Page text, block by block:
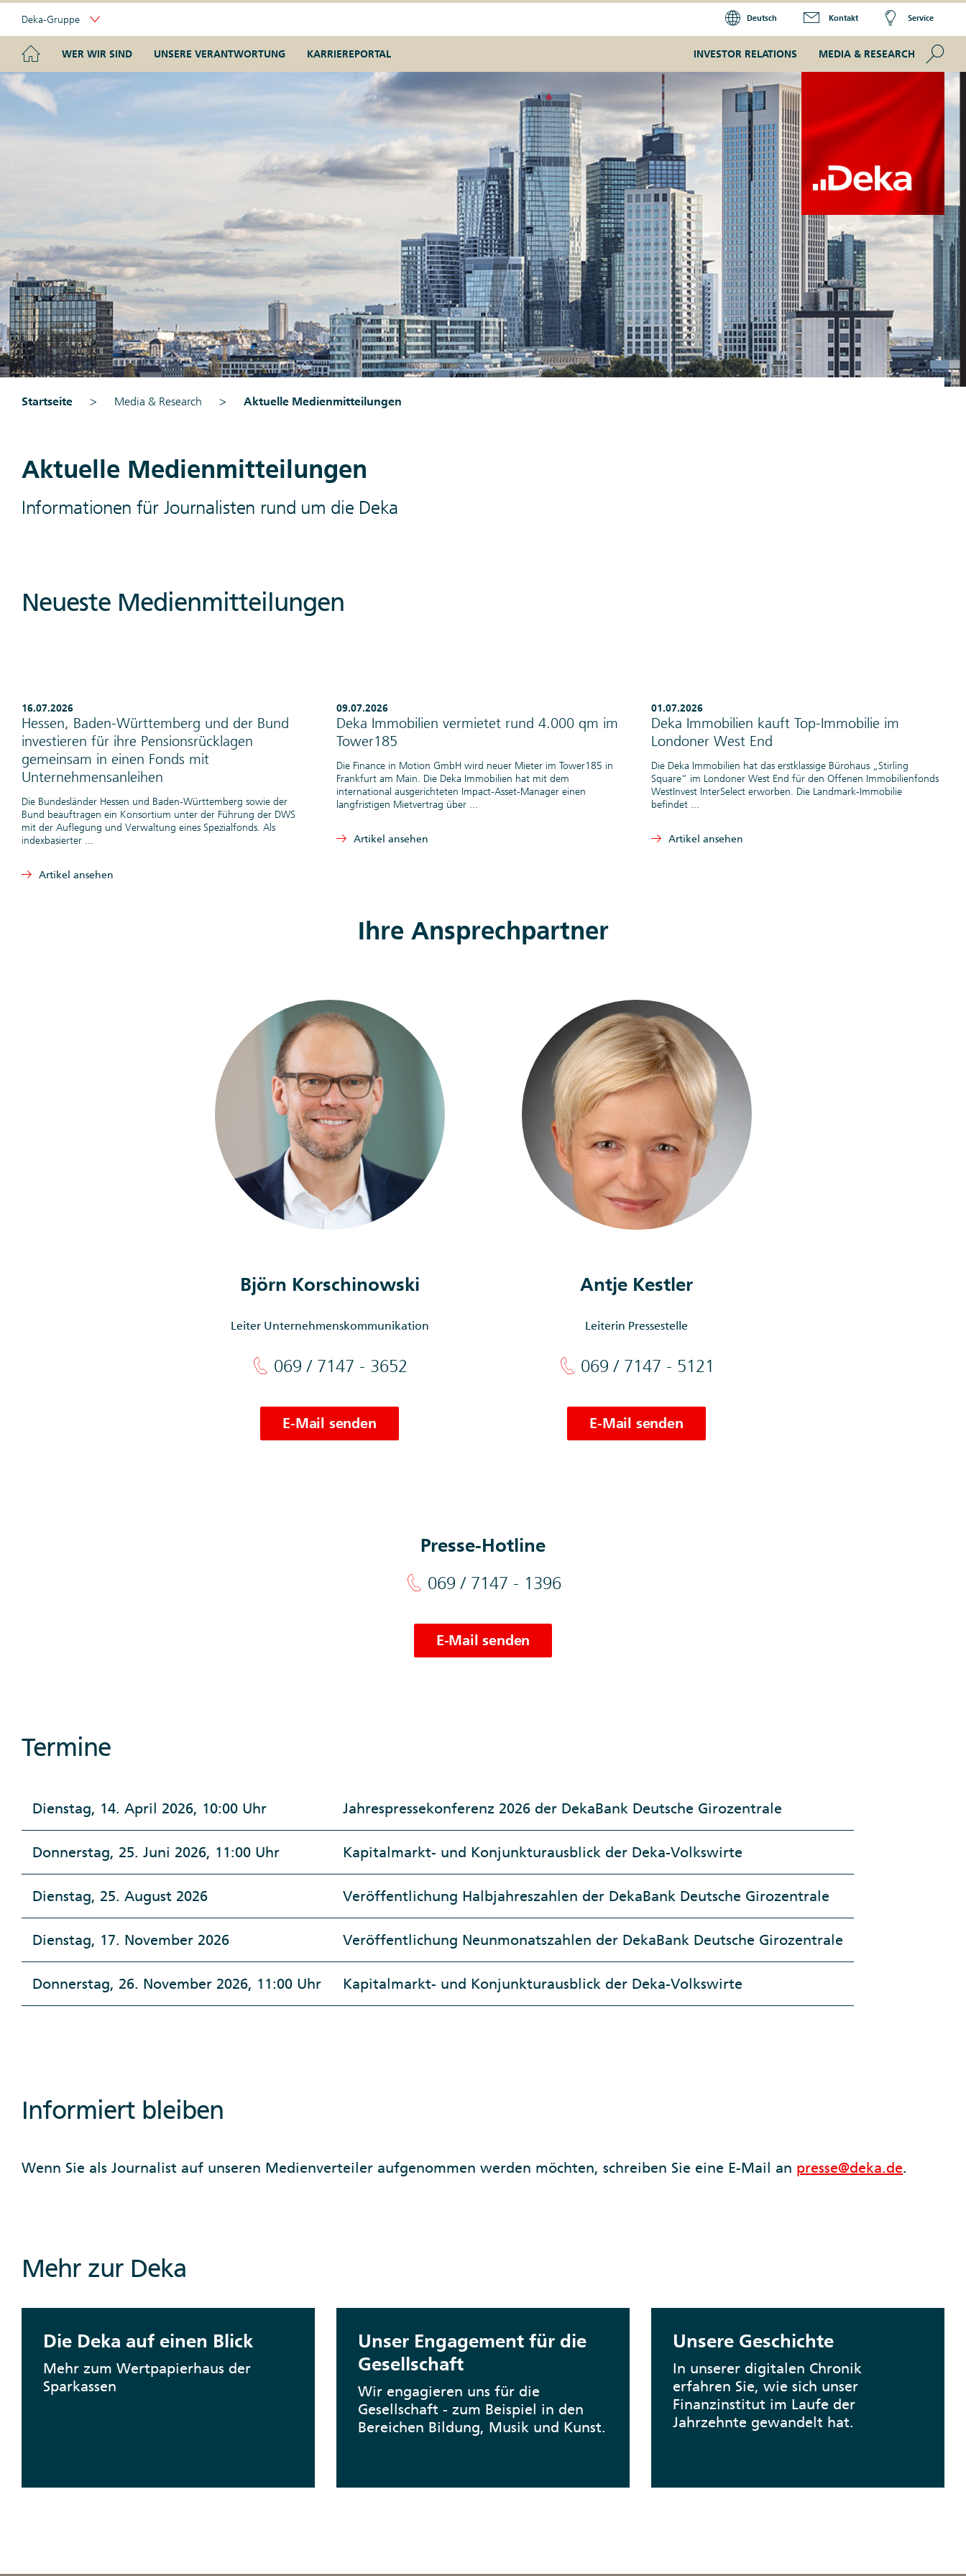
Skip
Portal
Navigation
Deka-Gruppe Deutsch Kontakt Service
HOME
WER WIR SIND UNSERE VERANTWORTUNG KARRIEREPORTAL INVESTOR RELATIONS MEDIA & RESEARCH
Startseite Media & Research Aktuelle Medienmitteilungen
Aktuelle Medienmitteilungen
Informationen für Journalisten rund um die Deka
Neueste Medienmitteilungen
16.07.2026
Hessen, Baden-Württemberg und der Bund
investieren für ihre Pensionsrücklagen
gemeinsam in einen Fonds mit
Unternehmensanleihen
Die Bundesländer Hessen und Baden-Württemberg sowie der
Bund beauftragen ein Konsortium unter der Führung der DWS
mit der Auflegung und Verwaltung eines Spezialfonds. Als
indexbasierter ...
Artikel ansehen
09.07.2026
Deka Immobilien vermietet rund 4.000 qm im
Tower185
Die Finance in Motion GmbH wird neuer Mieter im Tower185 in
Frankfurt am Main. Die Deka Immobilien hat mit dem
international ausgerichteten Impact-Asset-Manager einen
langfristigen Mietvertrag über ...
Artikel ansehen
01.07.2026
Deka Immobilien kauft Top-Immobilie im
Londoner West End
Die Deka Immobilien hat das erstklassige Bürohaus „Stirling
Square“ im Londoner West End für den Offenen Immobilienfonds
WestInvest InterSelect erworben. Die Landmark-Immobilie
befindet ...
Artikel ansehen
Ihre Ansprechpartner
Björn Korschinowski
Leiter Unternehmens­kommunikation
069 / 7147 - 3652
E-Mail senden
Antje Kestler
Leiterin Pressestelle
069 / 7147 - 5121
E-Mail senden
Presse-Hotline
069 / 7147 - 1396
E-Mail senden
Termine
Dienstag, 14. April 2026, 10:00 Uhr Jahrespressekonferenz 2026 der DekaBank Deutsche Girozentrale
Donnerstag, 25. Juni 2026, 11:00 Uhr Kapitalmarkt- und Konjunkturausblick der Deka-Volkswirte
Dienstag, 25. August 2026 Veröffentlichung Halbjahreszahlen der DekaBank Deutsche Girozentrale
Dienstag, 17. November 2026 Veröffentlichung Neunmonatszahlen der DekaBank Deutsche Girozentrale
Donnerstag, 26. November 2026, 11:00 Uhr Kapitalmarkt- und Konjunkturausblick der Deka-Volkswirte
Informiert bleiben
Wenn Sie als Journalist auf unseren Medienverteiler aufgenommen werden möchten, schreiben Sie eine E-Mail an presse@deka.de.
Mehr zur Deka
Die Deka auf einen Blick
Mehr zum Wertpapierhaus der
Sparkassen
Unser Engagement für die
Gesellschaft
Wir engagieren uns für die
Gesellschaft - zum Beispiel in den
Bereichen Bildung, Musik und Kunst.
Unsere Geschichte
In unserer digitalen Chronik
erfahren Sie, wie sich unser
Finanzinstitut im Laufe der
Jahrzehnte gewandelt hat.